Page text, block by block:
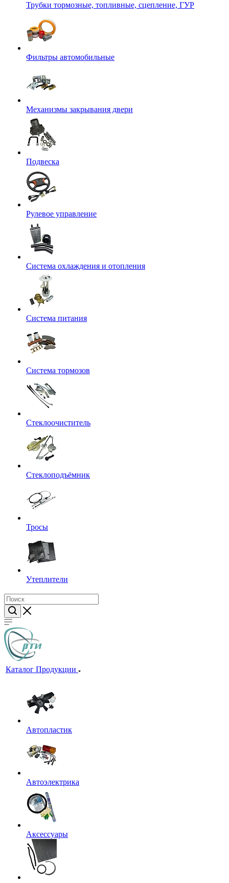
Трубки тормозные, топливные, сцепление, ГУР
Фильтры автомобильные
Механизмы закрывания двери
Подвеска
Рулевое управление
Система охлаждения и отопления
Система питания
Система тормозов
Стеклоочиститель
Стеклоподъёмник
Тросы
Утеплители
Каталог Продукции
Автопластик
Автоэлектрика
Аксессуары